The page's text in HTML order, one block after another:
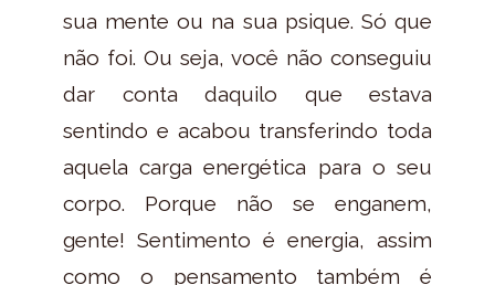
sua mente ou na sua psique. Só que
não foi. Ou seja, você não conseguiu
dar conta daquilo que estava
sentindo e acabou transferindo toda
aquela carga energética para o seu
corpo. Porque não se enganem,
gente! Sentimento é energia, assim
como o pensamento também é